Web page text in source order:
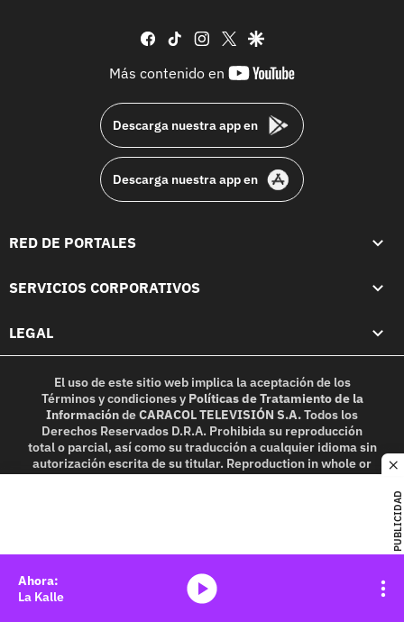
PUBLICIDAD
facebook
tiktok instagram
twittergoogle
Más contenido en
youtube-
Descarga nuestra app en
Descarga nuestra app en
RED DE PORTALES
SERVICIOS CORPORATIVOS
LEGAL
El uso de este sitio web implica la aceptación de los
Términos y condicionesy Políticas de Tratamiento de la
InformacióndeCARACOL TELEVISIÓN S.A.Todos los
Derechos Reservados D.R.A. Prohibida su reproducción
total o parcial, así como su traducción a cualquier idioma sin
autorización escrita de su titular. Reproduction in whole or
in part, or translation without written permission is
La Kalle